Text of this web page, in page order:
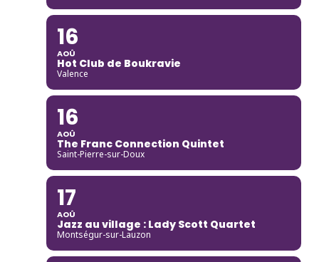
16
AOÛ
Hot Club de Boukravie
Valence
16
AOÛ
The Franc Connection Quintet
Saint-Pierre-sur-Doux
17
AOÛ
Jazz au village : Lady Scott Quartet
Montségur-sur-Lauzon